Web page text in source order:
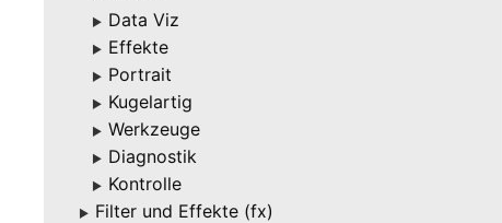
▶ Data Viz
▶ Effekte
▶ Portrait
▶ Kugelartig
▶ Werkzeuge
▶ Diagnostik
▶ Kontrolle
▶ Filter und Effekte (fx)